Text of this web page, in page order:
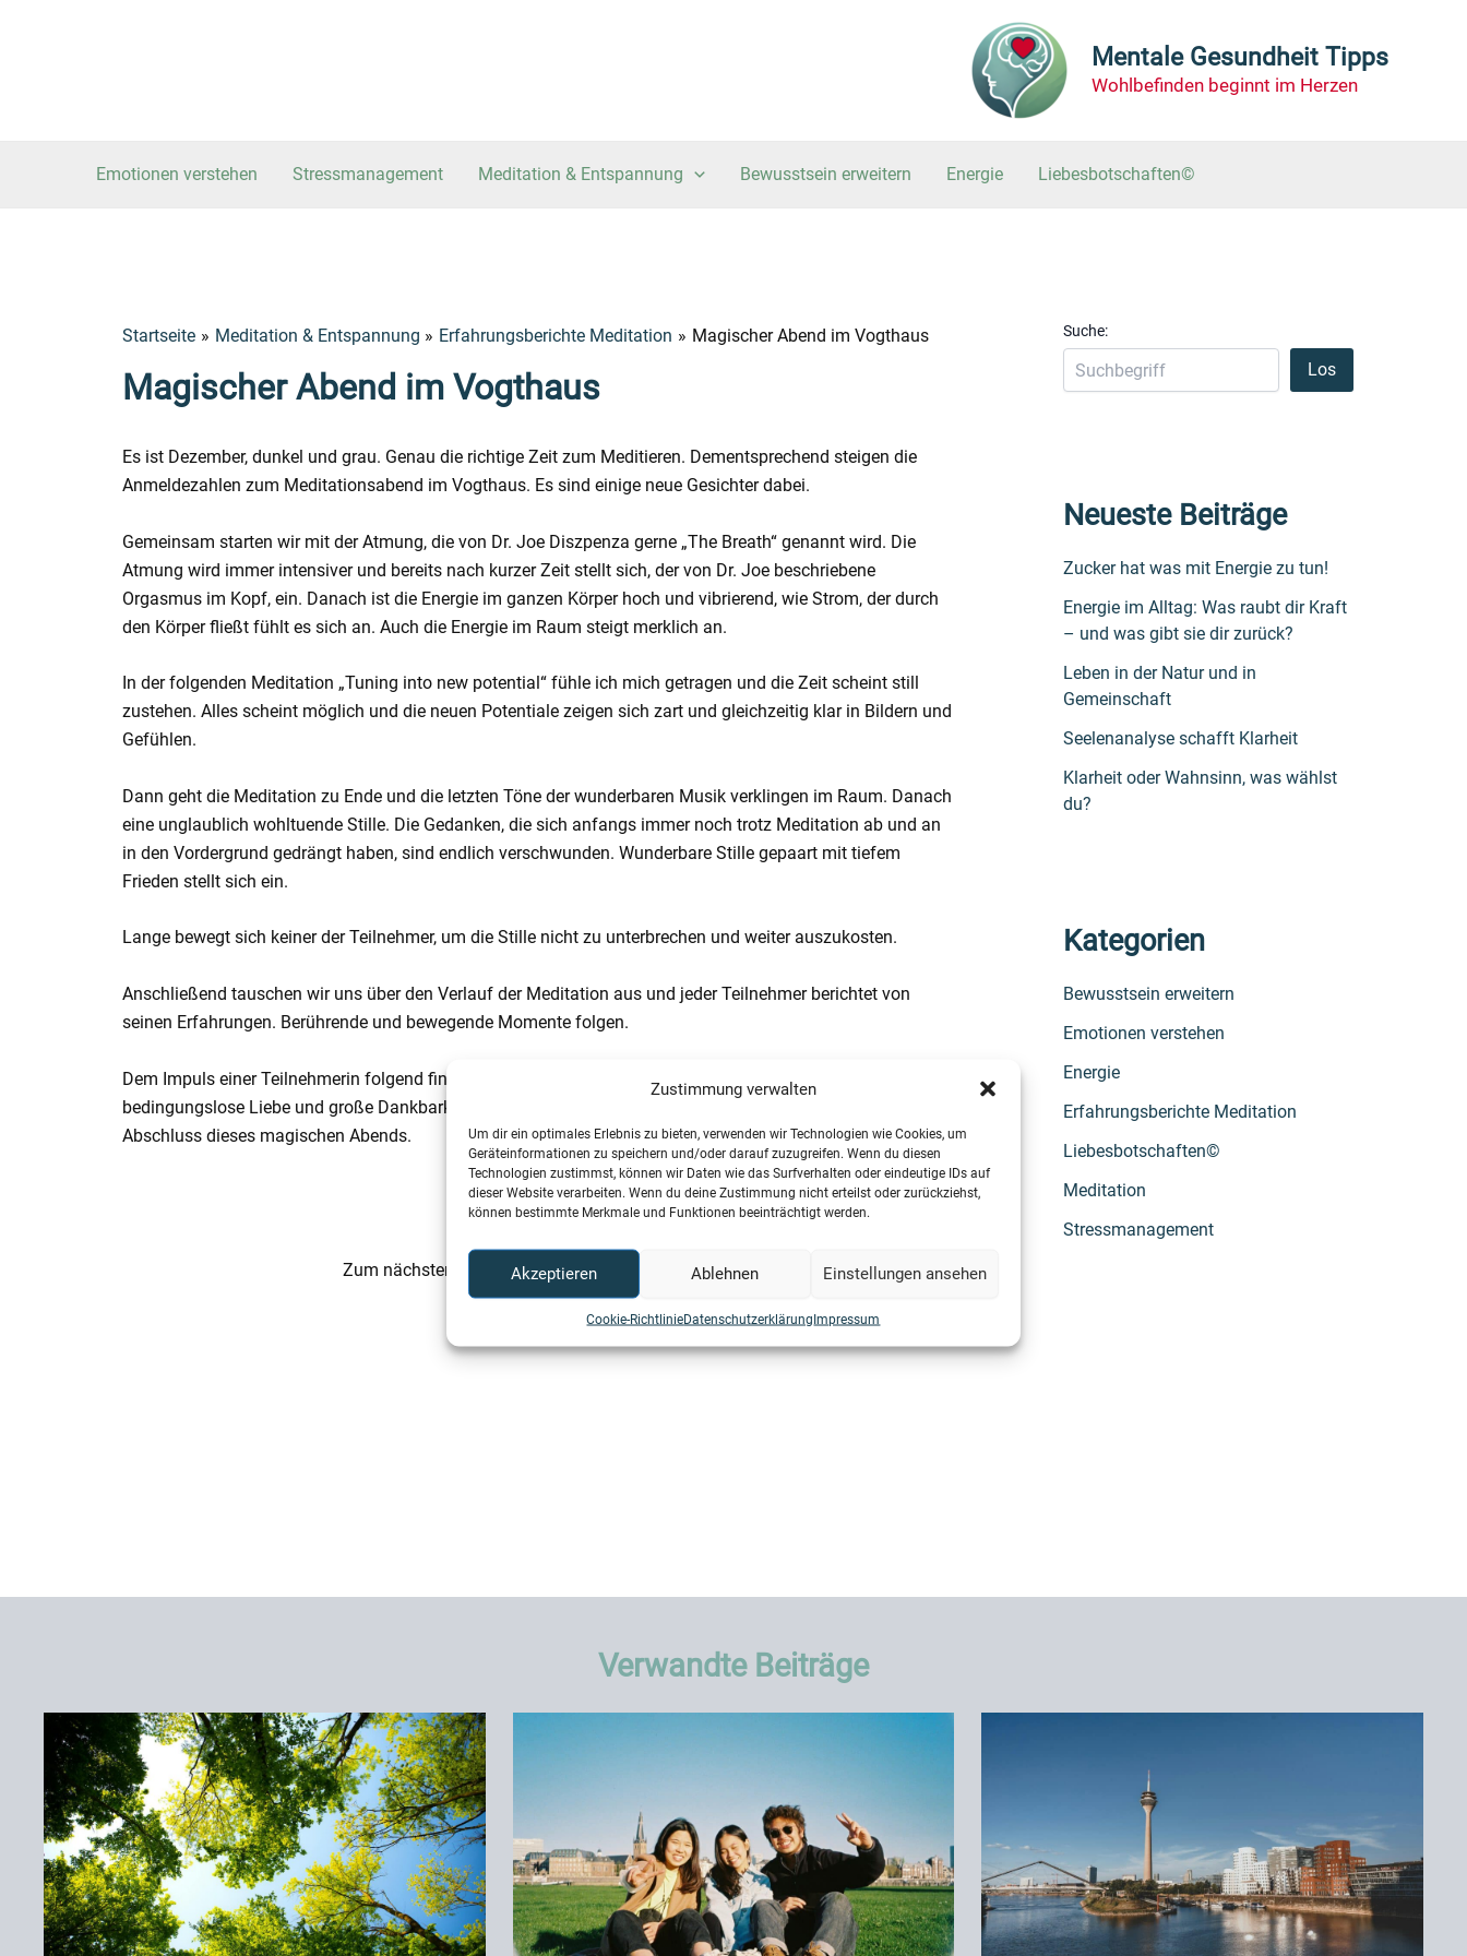
Zustimmung verwalten
Um dir ein optimales Erlebnis zu bieten, verwenden wir Technologien wie Cookies, um
Geräteinformationen zu speichern und/oder darauf zuzugreifen. Wenn du diesen
Technologien zustimmst, können wir Daten wie das Surfverhalten oder eindeutige IDs auf
dieser Website verarbeiten. Wenn du deine Zustimmung nicht erteilst oder zurückziehst,
können bestimmte Merkmale und Funktionen beeinträchtigt werden.
Akzeptieren Ablehnen Einstellungen ansehen
Cookie-RichtlinieDatenschutzerklärungImpressum
Mentale Gesundheit Tipps
Wohlbefinden beginnt im Herzen
Emotionen verstehen Stressmanagement Meditation & Entspannung Bewusstsein erweitern Energie Liebesbotschaften©
Startseite Meditation & Entspannung Erfahrungsberichte Meditation Magischer Abend im Vogthaus
Magischer Abend im Vogthaus
Es ist Dezember, dunkel und grau. Genau die richtige Zeit zum Meditieren. Dementsprechend steigen die
Anmeldezahlen zum Meditationsabend im Vogthaus. Es sind einige neue Gesichter dabei.
Gemeinsam starten wir mit der Atmung, die von Dr. Joe Diszpenza gerne „The Breath“ genannt wird. Die
Atmung wird immer intensiver und bereits nach kurzer Zeit stellt sich, der von Dr. Joe beschriebene
Orgasmus im Kopf, ein. Danach ist die Energie im ganzen Körper hoch und vibrierend, wie Strom, der durch
den Körper fließt fühlt es sich an. Auch die Energie im Raum steigt merklich an.
In der folgenden Meditation „Tuning into new potential“ fühle ich mich getragen und die Zeit scheint still
zustehen. Alles scheint möglich und die neuen Potentiale zeigen sich zart und gleichzeitig klar in Bildern und
Gefühlen.
Dann geht die Meditation zu Ende und die letzten Töne der wunderbaren Musik verklingen im Raum. Danach
eine unglaublich wohltuende Stille. Die Gedanken, die sich anfangs immer noch trotz Meditation ab und an
in den Vordergrund gedrängt haben, sind endlich verschwunden. Wunderbare Stille gepaart mit tiefem
Frieden stellt sich ein.
Lange bewegt sich keiner der Teilnehmer, um die Stille nicht zu unterbrechen und weiter auszukosten.
Anschließend tauschen wir uns über den Verlauf der Meditation aus und jeder Teilnehmer berichtet von
seinen Erfahrungen. Berührende und bewegende Momente folgen.
Dem Impuls einer Teilnehmerin folgend findet eine spontane Healing Session statt, die dazu führt, dass
bedingungslose Liebe und große Dankbarkeit den Raum erfüllt und bildet damit einen grandiosen
Abschluss dieses magischen Abends.
Zum nächsten Beitrag→
Suche:
Los
Neueste Beiträge
Zucker hat was mit Energie zu tun!
Energie im Alltag: Was raubt dir Kraft
– und was gibt sie dir zurück?
Leben in der Natur und in
Gemeinschaft
Seelenanalyse schafft Klarheit
Klarheit oder Wahnsinn, was wählst
du?
Kategorien
Bewusstsein erweitern
Emotionen verstehen
Energie
Erfahrungsberichte Meditation
Liebesbotschaften©
Meditation
Stressmanagement
Verwandte Beiträge